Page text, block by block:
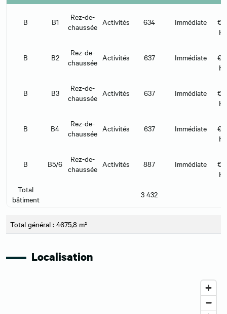
B B1
Rez-de-
chaussée Activités 634 Immédiate
€/
B B2
Rez-de-
chaussée Activités 637 Immédiate
€/
B B3
Rez-de-
chaussée Activités 637 Immédiate
€/
B B4
Rez-de-
chaussée Activités 637 Immédiate
€/
B B5/6
Rez-de-
chaussée Activités 887 Immédiate
€/
Total
bâtiment
3 432
Total général : 4675,8 m²
Localisation